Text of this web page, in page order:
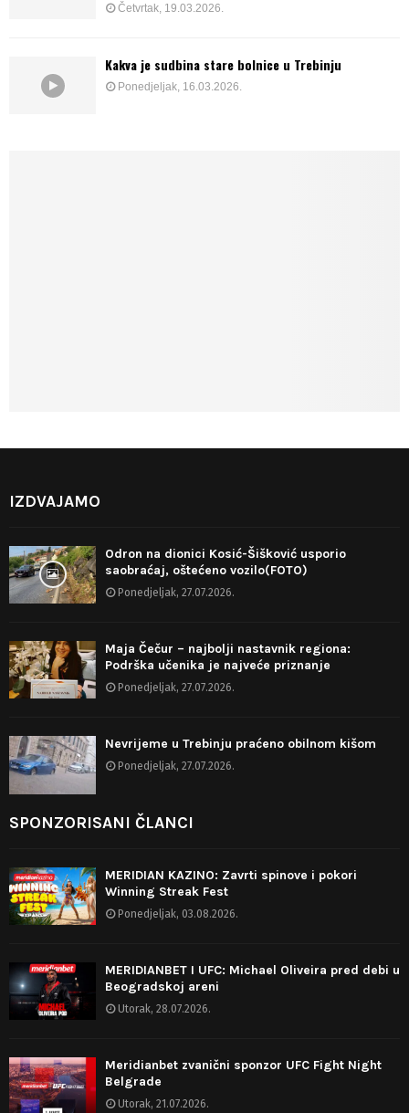
Četvrtak, 19.03.2026.
Kakva je sudbina stare bolnice u Trebinju
Ponedjeljak, 16.03.2026.
IZDVAJAMO
Odron na dionici Kosić-Šišković usporio
saobraćaj, oštećeno vozilo(FOTO)
Ponedjeljak, 27.07.2026.
Maja Čečur – najbolji nastavnik regiona:
Podrška učenika je najveće priznanje
Ponedjeljak, 27.07.2026.
Nevrijeme u Trebinju praćeno obilnom kišom
Ponedjeljak, 27.07.2026.
SPONZORISANI ČLANCI
MERIDIAN KAZINO: Zavrti spinove i pokori
Winning Streak Fest
Ponedjeljak, 03.08.2026.
MERIDIANBET I UFC: Michael Oliveira pred debi u
Beogradskoj areni
Utorak, 28.07.2026.
Meridianbet zvanični sponzor UFC Fight Night
Belgrade
Utorak, 21.07.2026.